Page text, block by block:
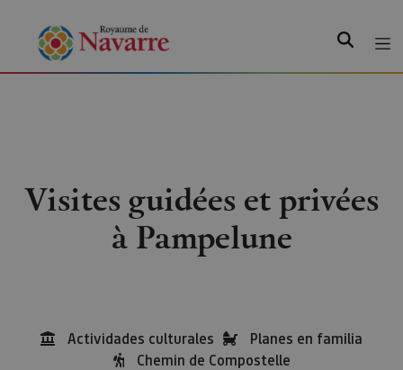
Visites guidées et privées
à Pampelune
Actividades culturales
Planes en familia
Chemin de Compostelle